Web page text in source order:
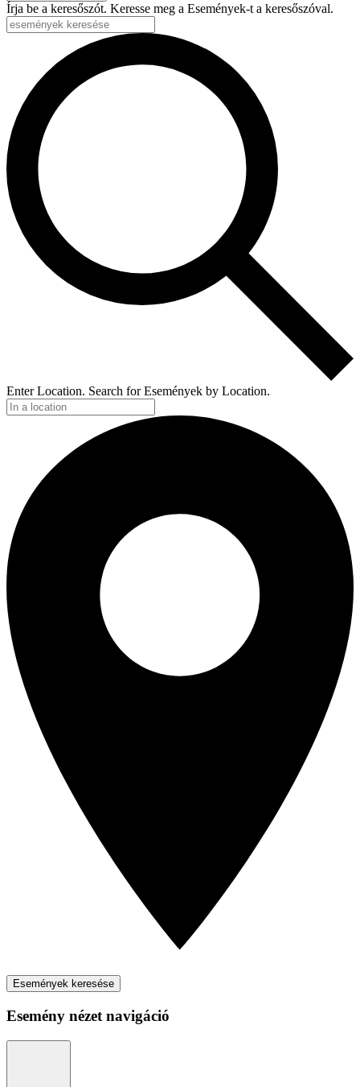
Írja be a keresőszót. Keresse meg a Események-t a keresőszóval.
Enter Location. Search for Események by Location.
Események keresése
Esemény nézet navigáció